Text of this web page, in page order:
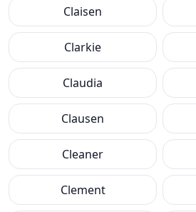
Claisen
Clarkie
Claudia
Clausen
Cleaner
Clement